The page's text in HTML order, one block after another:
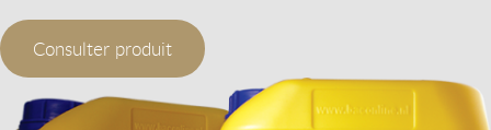
Consulter produit